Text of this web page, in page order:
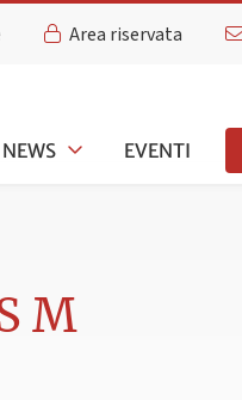
Area riservata
NEWS EVENTI
M